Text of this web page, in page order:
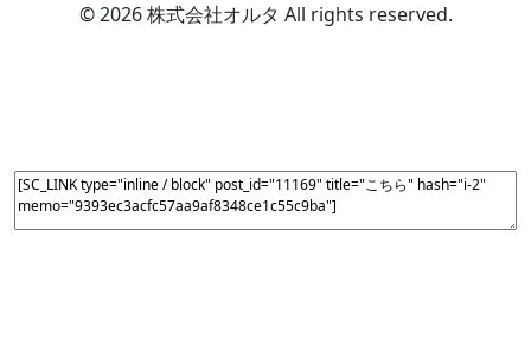
© 2026 株式会社オルタ All rights reserved.